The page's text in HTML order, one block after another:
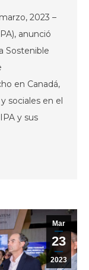
2023 –
anunció
Sostenible
en Canadá,
sociales en el
y sus
Mar
23
2023